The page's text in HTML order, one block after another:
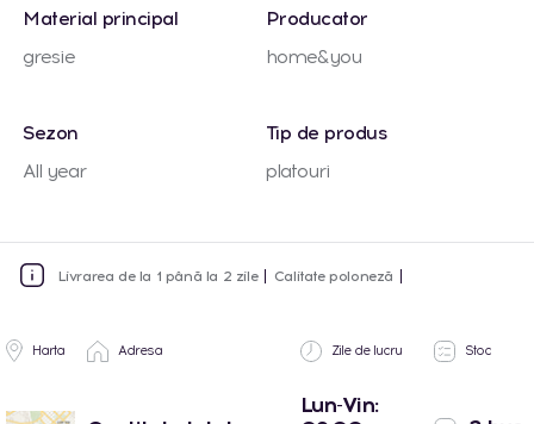
Material principal
gresie
Producator
home&you
Sezon
All year
Tip de produs
platouri
Livrarea de la 1 până la 2 zile Calitate poloneză
Harta Adresa Zile de lucru Stoc
Lun-Vin: